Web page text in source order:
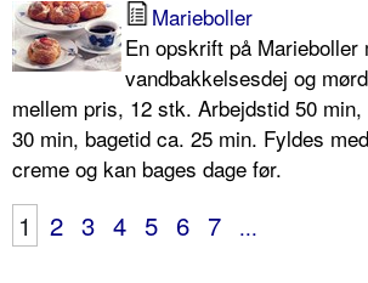
Marieboller
En opskrift på Marieboller
vandbakkelsesdej og
mellem pris, 12 stk. Arbejdstid 50
30 min, bagetid ca. 25 min. Fyldes
creme og kan bages dage før.
1 2 3 4 5 6 7 ...